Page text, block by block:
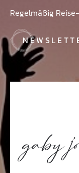
Regelmäßig